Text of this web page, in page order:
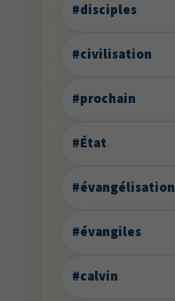
#disciples
#civilisation
#prochain
#État
#évangélisation
#évangiles
#calvin